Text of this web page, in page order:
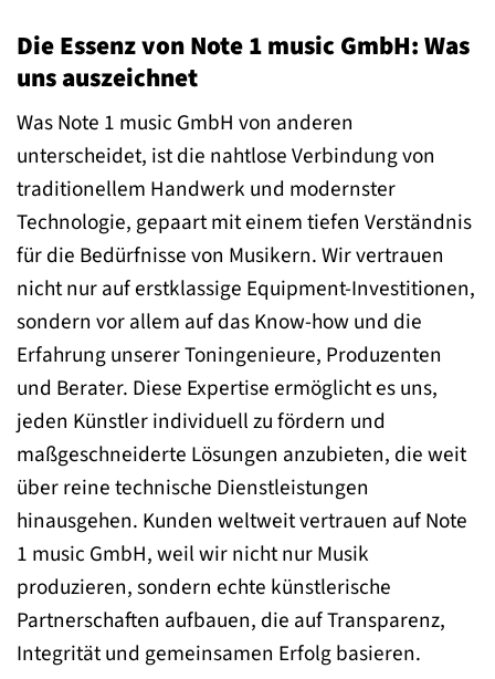
Die Essenz von Note 1 music GmbH: Was
uns auszeichnet
Was Note 1 music GmbH von anderen
unterscheidet, ist die nahtlose Verbindung von
traditionellem Handwerk und modernster
Technologie, gepaart mit einem tiefen Verständnis
für die Bedürfnisse von Musikern. Wir vertrauen
nicht nur auf erstklassige Equipment-Investitionen,
sondern vor allem auf das Know-how und die
Erfahrung unserer Toningenieure, Produzenten
und Berater. Diese Expertise ermöglicht es uns,
jeden Künstler individuell zu fördern und
maßgeschneiderte Lösungen anzubieten, die weit
über reine technische Dienstleistungen
hinausgehen. Kunden weltweit vertrauen auf Note
1 music GmbH, weil wir nicht nur Musik
produzieren, sondern echte künstlerische
Partnerschaften aufbauen, die auf Transparenz,
Integrität und gemeinsamen Erfolg basieren.